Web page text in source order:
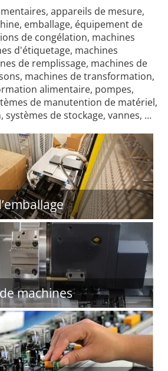
appareils de mesure,
emballage, équipement de
de congélation, machines
d'étiquetage, machines
de remplissage, machines de
machines de transformation,
alimentaire, pompes,
de manutention de matériel,
systèmes de stockage, vannes, …
machines